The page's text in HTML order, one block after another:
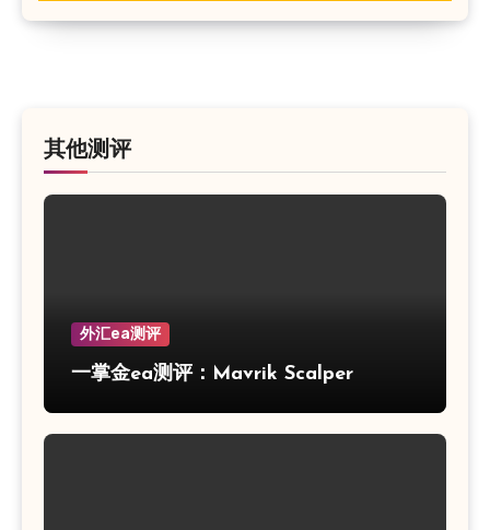
其他测评
外汇ea测评
一掌金ea测评：Mavrik Scalper